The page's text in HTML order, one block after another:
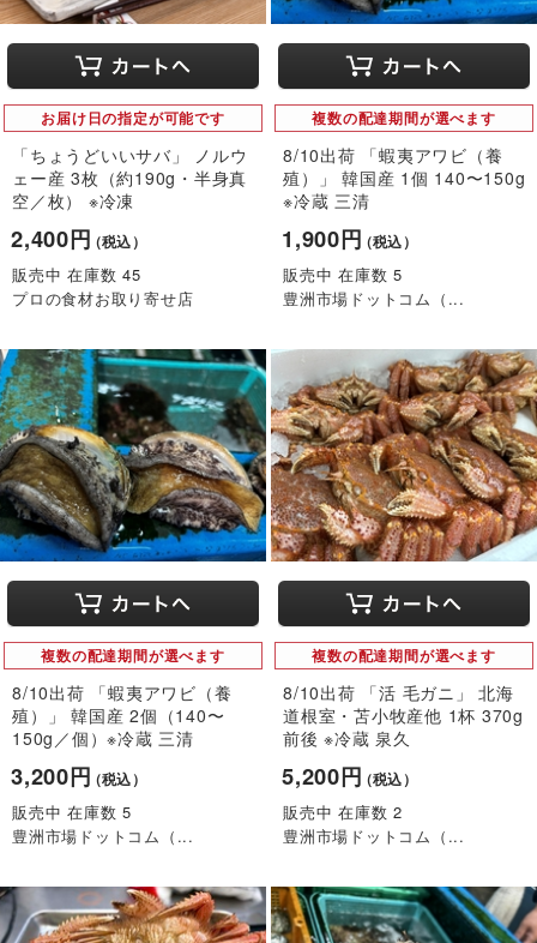
お届け日の指定が可能です
「ちょうどいいサバ」 ノルウ
ェー産 3枚（約190g・半身真
空／枚） ※冷凍
2,400円（税込）
販売中 在庫数 45
プロの食材お取り寄せ店
複数の配達期間が選べます
8/10出荷 「蝦夷アワビ（養
殖）」 韓国産 1個 140〜150g
※冷蔵 三清
1,900円（税込）
販売中 在庫数 5
豊洲市場ドットコム（...
複数の配達期間が選べます
8/10出荷 「蝦夷アワビ（養
殖）」 韓国産 2個（140〜
150g／個）※冷蔵 三清
3,200円（税込）
販売中 在庫数 5
豊洲市場ドットコム（...
複数の配達期間が選べます
8/10出荷 「活 毛ガニ」 北海
道根室・苫小牧産他 1杯 370g
前後 ※冷蔵 泉久
5,200円（税込）
販売中 在庫数 2
豊洲市場ドットコム（...